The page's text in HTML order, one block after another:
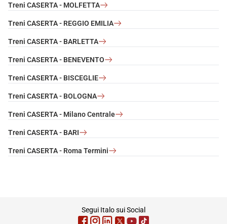
Treni CASERTA - MOLFETTA
Treni CASERTA - REGGIO EMILIA
Treni CASERTA - BARLETTA
Treni CASERTA - BENEVENTO
Treni CASERTA - BISCEGLIE
Treni CASERTA - BOLOGNA
Treni CASERTA - Milano Centrale
Treni CASERTA - BARI
Treni CASERTA - Roma Termini
Segui Italo sui Social